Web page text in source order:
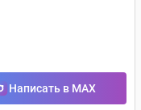
Написать в MAX